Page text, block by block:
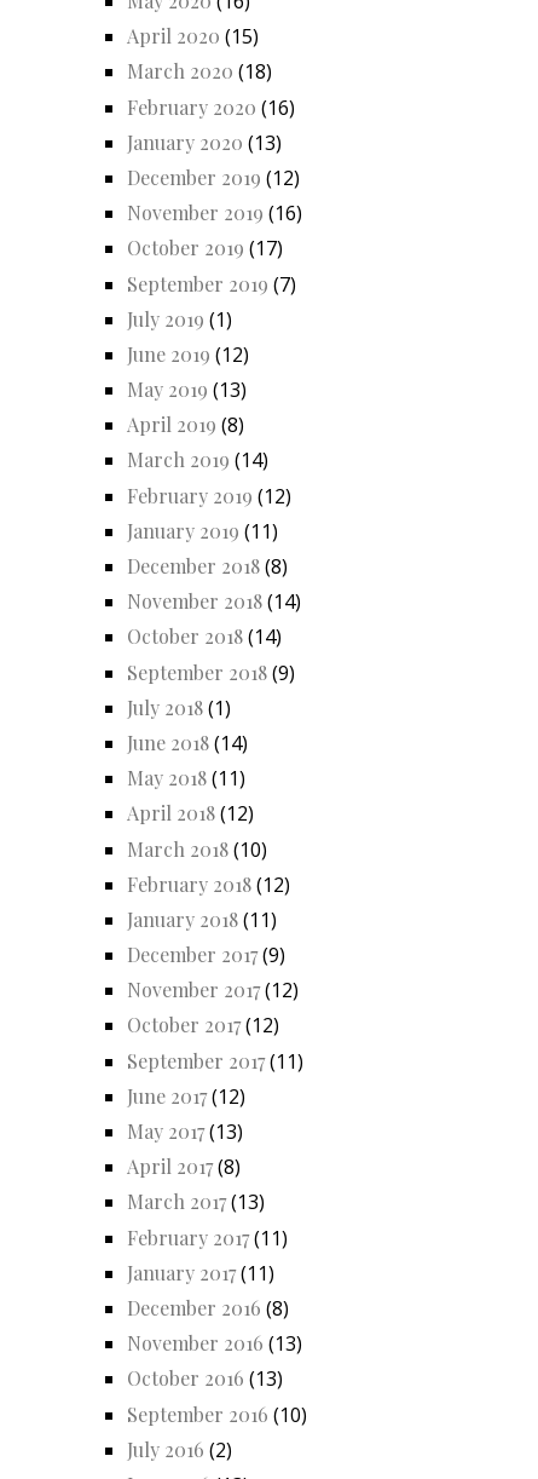
April 2020 (15)
March 2020 (18)
February 2020 (16)
January 2020 (13)
December 2019 (12)
November 2019 (16)
October 2019 (17)
September 2019 (7)
July 2019 (1)
June 2019 (12)
May 2019 (13)
April 2019 (8)
March 2019 (14)
February 2019 (12)
January 2019 (11)
December 2018(8)
November 2018(14)
October 2018(14)
September 2018(9)
July 2018(1)
June 2018(14)
May 2018(11)
April 2018(12)
March 2018(10)
February 2018(12)
January 2018(11)
December 2017(9)
November 2017(12)
October 2017(12)
September 2017(11)
June 2017(12)
May 2017(13)
April 2017(8)
March 2017(13)
February 2017(11)
January 2017(11)
December 2016 (8)
November 2016 (13)
October 2016 (13)
September 2016 (10)
July 2016 (2)